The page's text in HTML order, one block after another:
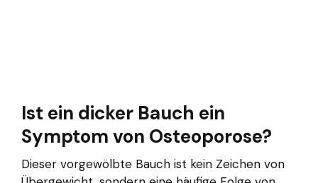
Ist ein dicker Bauch ein
Symptom von Osteoporose?
Dieser vorgewölbte Bauch ist kein Zeichen von